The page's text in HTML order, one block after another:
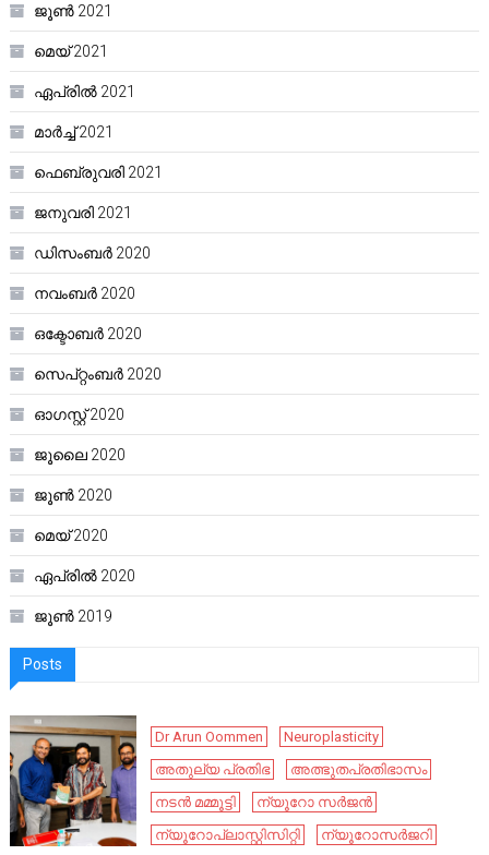
ജൂൺ 2021
മെയ്‌ 2021
ഏപ്രിൽ 2021
മാർച്ച്‌ 2021
ഫെബ്രുവരി 2021
ജനുവരി 2021
ഡിസംബർ 2020
നവംബർ 2020
ഒക്ടോബർ 2020
സെപ്റ്റംബർ 2020
ഓഗസ്റ്റ്‌ 2020
ജൂലൈ 2020
ജൂൺ 2020
മെയ്‌ 2020
ഏപ്രിൽ 2020
ജൂൺ 2019
Posts
Dr Arun Oommen
Neuroplasticity
അതുല്യ പ്രതിഭ
അത്ഭുതപ്രതിഭാസം
നടൻ മമ്മൂട്ടി
ന്യൂറോ സർജൻ
ന്യൂറോപ്ലാസ്റ്റിസിറ്റി
ന്യൂറോസർജറി